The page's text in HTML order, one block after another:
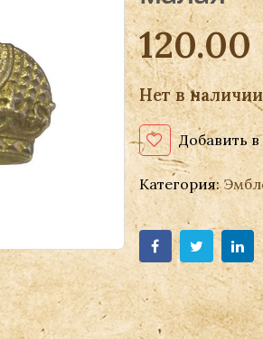
120.00
Нет в наличии
Добавить
Категория: